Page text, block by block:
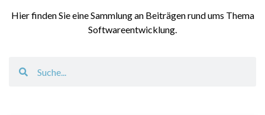
Hier finden Sie eine Sammlung an Beiträgen rund ums Thema
Softwareentwicklung.